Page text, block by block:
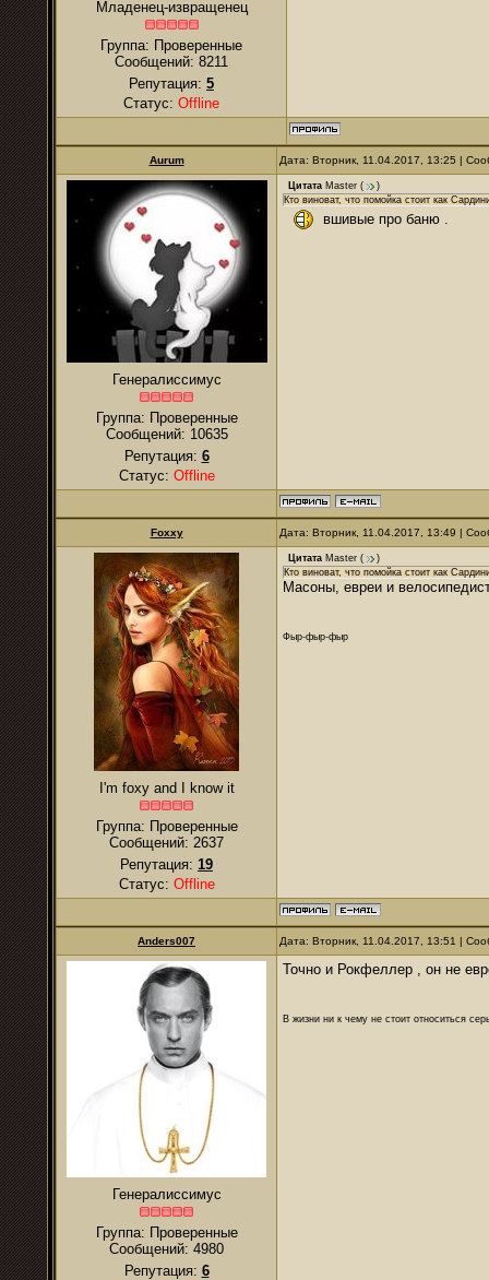
Младенец-извращенец
Группа: Проверенные
Сообщений: 8211
Репутация: 5
Статус: Offline
Aurum Дата: Вторник, 11.04.2017, 13:25 |
Генералиссимус
Группа: Проверенные
Сообщений: 10635
Репутация: 6
Статус: Offline
Цитата Master (
)
Кто виноват, что помойка стоит как
вшивые про баню .
Foxxy Дата: Вторник, 11.04.2017, 13:49 |
I'm foxy and I know it
Группа: Проверенные
Сообщений: 2637
Репутация: 19
Статус: Offline
Цитата Master (
)
Кто виноват, что помойка стоит как
Масоны, евреи и
Фыр-фыр-фыр
Anders007 Дата: Вторник, 11.04.2017, 13:51 |
Генералиссимус
Группа: Проверенные
Сообщений: 4980
Репутация: 6
Точно и Рокфеллер , он не
В жизни ни к чему не стоит относиться